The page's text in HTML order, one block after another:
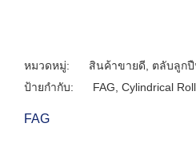
หมวดหมู่: สินค้าขายดี
ตลับลูกปื
ป้ายกำกับ:
FAG Cylindrical
FAG